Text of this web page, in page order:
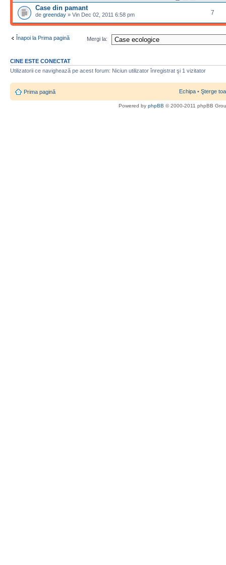
Case din pamant
de greenday » Vin Dec 02, 2011 6:58 pm 7
Înapoi la Prima pagină Mergi la:
CINE ESTE CONECTAT
Utilizatorii ce navighează pe acest forum: Niciun utilizator înregistrat şi 1 vizitator
Prima pagină Echipa • Şterge
Powered by phpBB © 2000-2011 phpBB